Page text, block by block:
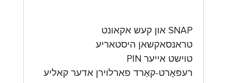
SNAP און קעש אקאונט
טראנסאקשאן היסטאריע
טוישט אייער PIN
רעפּאָרט-קאַרד פארלוירן אדער קאליע